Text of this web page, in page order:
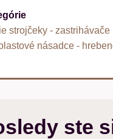
strojčeky - zastrihávače
násadce -
ste